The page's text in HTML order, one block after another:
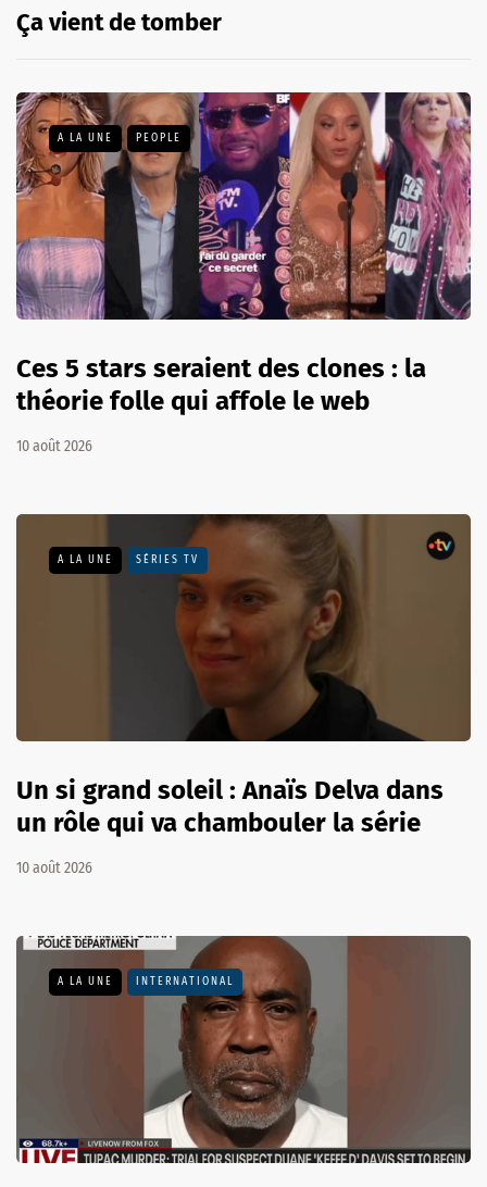
Ça vient de tomber
A LA UNE PEOPLE
Ces 5 stars seraient des clones : la
théorie folle qui affole le web
10 août 2026
A LA UNE SÉRIES TV
Un si grand soleil : Anaïs Delva dans
un rôle qui va chambouler la série
10 août 2026
A LA UNE INTERNATIONAL